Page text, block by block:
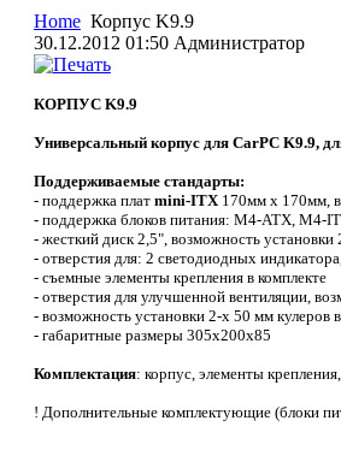
Home Корпус K9.9
30.12.2012 01:50 Администратор
КОРПУС K9.9
Универсальный корпус для CarPC K9.9,
Поддерживаемые стандарты:
- поддержка плат mini-ITX 170мм х 170мм,
- поддержка блоков питания: M4-ATX, M4-
- жесткий диск 2,5", возможность установки
- отверстия для: 2 светодиодных
- съемные элементы крепления в комплекте
- отверстия для улучшенной вентиляции,
- возможность установки 2-х 50 мм кулеров
- габаритные размеры 305х200х85
Комплектация: корпус, элементы
! Дополнительные комплектующие (блоки